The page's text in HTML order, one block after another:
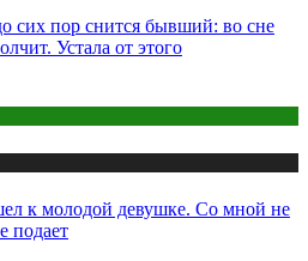
сих пор снится бывший: во сне
Устала от этого
к молодой девушке. Со мной не
подает